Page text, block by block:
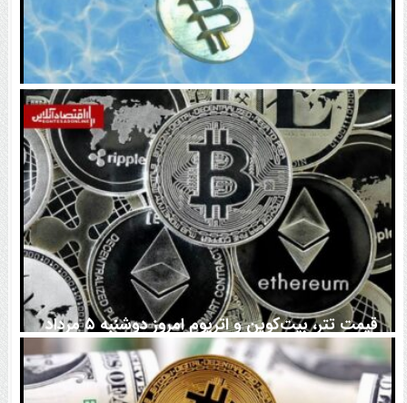
اتفاق تاریخی در بازار رمزارزها / بیت‌کوین سبز شد
قیمت تتر، بیت‌کوین و اتریوم امروز دوشنبه ۵ مرداد
۱۴۰۵ | بیت‌کوین این مرز را از دست بدهد، همه‌چیز تغییر
می‌کند